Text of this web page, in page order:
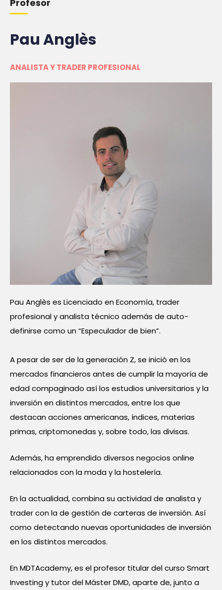
Profesor
Pau Anglès
ANALISTA Y TRADER PROFESIONAL
Pau Anglès es Licenciado en Economía, trader
profesional y analista técnico además de auto-
definirse como un “Especulador de bien”.
A pesar de ser de la generación Z, se inició en los
mercados financieros antes de cumplir la mayoría de
edad compaginado así los estudios universitarios y la
inversión en distintos mercados, entre los que
destacan acciones americanas, índices, materias
primas, criptomonedas y, sobre todo, las divisas.
Además, ha emprendido diversos negocios online
relacionados con la moda y la hostelería.
En la actualidad, combina su actividad de analista y
trader con la de gestión de carteras de inversión. Así
como detectando nuevas oportunidades de inversión
en los distintos mercados.
En MDTAcademy, es el profesor titular del curso Smart
Investing y tutor del Máster DMD, aparte de, junto a